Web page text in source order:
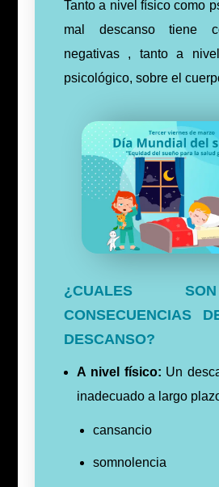
Tanto a nivel físico como
mal descanso tiene
negativas , tanto a
psicológico, sobre el
¿CUALES
CONSECUENCIAS
DESCANSO?
A nivel físico: Un
inadecuado a largo
cansancio
somnolencia